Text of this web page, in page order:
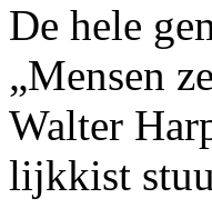
De hele
„Mensen
Walter
lijkkist